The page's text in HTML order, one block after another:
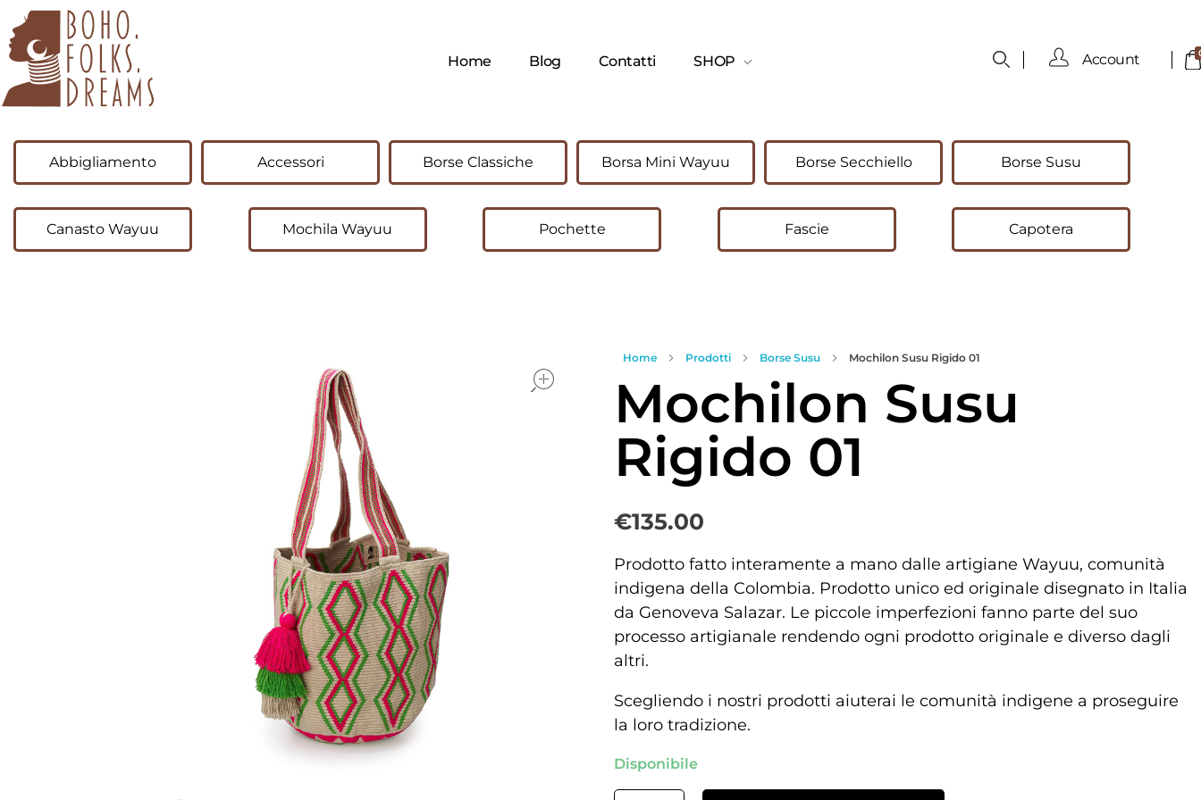
Home Blog Contatti SHOP Account
Abbigliamento Accessori Borse Classiche Borsa Mini Wayuu Borse Secchiello Borse Susu
Canasto Wayuu Mochila Wayuu Pochette Fascie Capotera
Home Prodotti Borse Susu Mochilon Susu Rigido 01
Mochilon Susu
Rigido 01
€135.00
Prodotto fatto interamente a mano dalle artigiane Wayuu, comunità
indigena della Colombia. Prodotto unico ed originale disegnato in Italia
da Genoveva Salazar. Le piccole imperfezioni fanno parte del suo
processo artigianale rendendo ogni prodotto originale e diverso dagli
altri.
Scegliendo i nostri prodotti aiuterai le comunità indigene a proseguire
la loro tradizione.
Disponibile